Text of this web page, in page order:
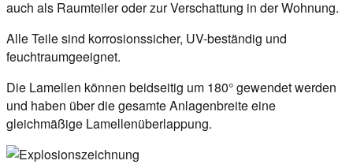
auch als Raumteiler oder zur Verschattung in der Wohnung.
Alle Teile sind korrosionssicher, UV-beständig und
feuchtraumgeeignet.
Die Lamellen können beidseitig um 180° gewendet werden
und haben über die gesamte Anlagenbreite eine
gleichmäßige Lamellenüberlappung.